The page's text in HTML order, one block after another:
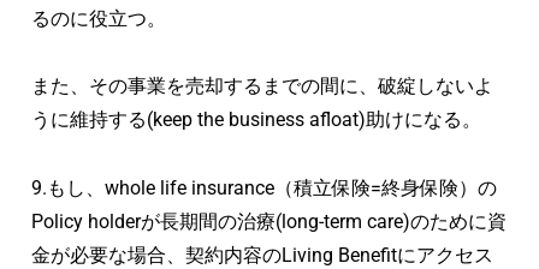
るのに役立つ。
また、その事業を売却するまでの間に、破綻しないよ
うに維持する(keep the business afloat)助けになる。
9.もし、whole life insurance（積立保険=終身保険）の
Policy holderが長期間の治療(long-term care)のために資
金が必要な場合、契約内容のLiving Benefitにアクセス